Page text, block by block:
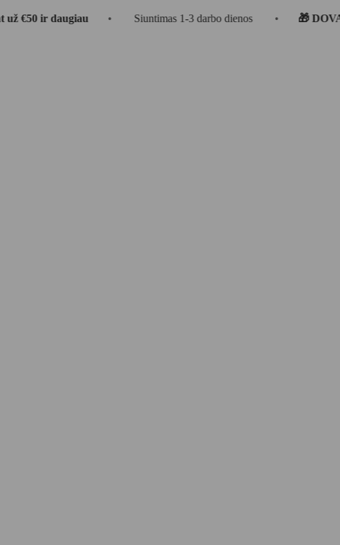
ir daugiau • Siuntimas 1-3 darbo dienos • 🎁 DOVANA